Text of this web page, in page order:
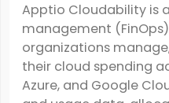
Apptio Cloudability is
management
organizations
their cloud spending
Azure, and Google